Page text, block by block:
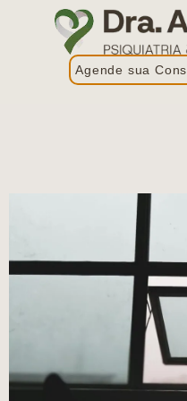
Agende sua